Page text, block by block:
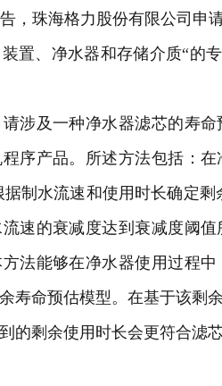
珠海格力股份有限公司申
置、净水器和存储介质“的
及一种净水器滤芯的寿命
序产品。所述方法包括：
制水流速和使用时长确定
速的衰减度达到衰减度阈
法能够在净水器使用过程
寿命预估模型。在基于该剩
的剩余使用时长会更符合滤